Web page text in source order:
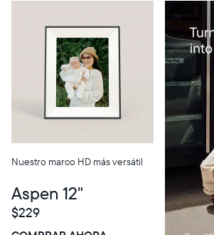
Nuestro marco HD más versátil
Aspen 12"
$229